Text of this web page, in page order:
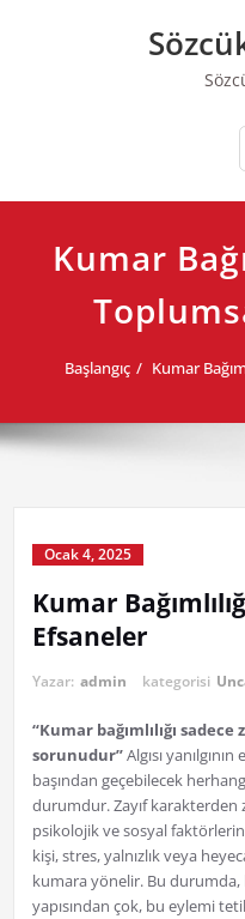
Kumar
Başlangıç Kumar
Ocak 4, 2025
Kumar
Efsaneler
Yazar: admin kategorisi
“Kumar bağımlılığı
sorunudur”Algısı
başından geçebilecek
durumdur. Zayıf karakterden
psikolojik ve sosyal faktörlerin
kişi, stres, yalnızlık veya
kumara yönelir. Bu durumda,
yapısından çok, bu eylemi